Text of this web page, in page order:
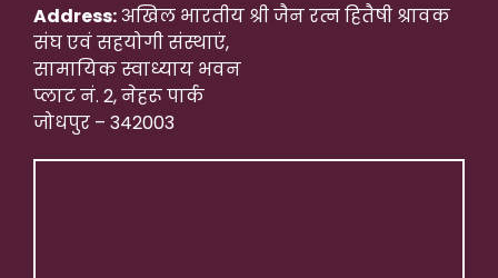
Address:अखिल भारतीय श्री जैन रत्न हितैषी श्रावक
संघ एवं सहयोगी संस्थाएं,
सामायिक स्वाध्याय भवन
प्लाट नं. 2, नेहरू पार्क
जोधपुर – 342003